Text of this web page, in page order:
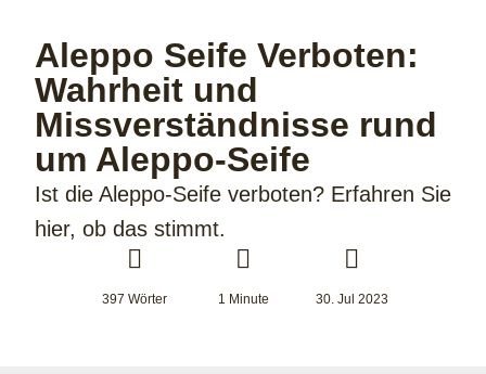
Aleppo Seife Verboten:
Wahrheit und
Missverständnisse rund
um Aleppo-Seife
Ist die Aleppo-Seife verboten? Erfahren Sie
hier, ob das stimmt.
397 Wörter 1 Minute 30. Jul 2023